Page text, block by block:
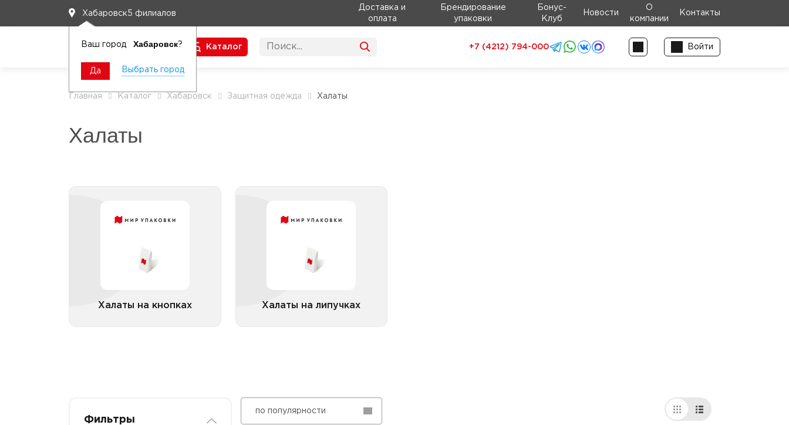
Хабаровск5 филиалов
Ваш город Хабаровск?
Да Выбрать город
Доставка и
оплата
Брендирование
упаковки
Бонус-
Клуб
Новости
О
компании
Контакты
Каталог +7 (4212) 794-000 Войти
Главная Каталог Хабаровск Защитная одежда Халаты
Халаты
Халаты на кнопках
Все категории Халаты на липучках
Халаты на липучках прочные
Все категории
Фильтры
по популярности